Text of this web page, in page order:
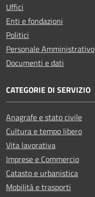
Uffici
Enti e fondazioni
Politici
Personale Amministrativo
Documenti e dati
CATEGORIE DI SERVIZIO
Anagrafe e stato civile
Cultura e tempo libero
Vita lavorativa
Imprese e Commercio
Catasto e urbanistica
Mobilità e trasporti